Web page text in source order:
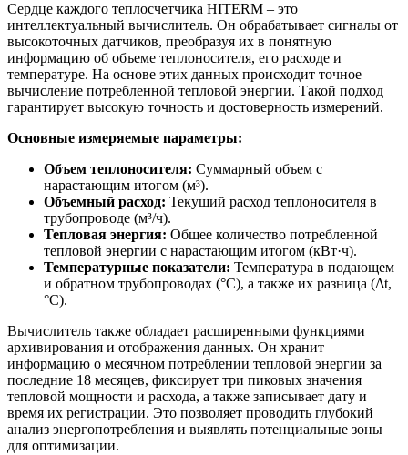
Сердце каждого теплосчетчика HITERM – это
интеллектуальный вычислитель. Он обрабатывает сигналы от
высокоточных датчиков, преобразуя их в понятную
информацию об объеме теплоносителя, его расходе и
температуре. На основе этих данных происходит точное
вычисление потребленной тепловой энергии. Такой подход
гарантирует высокую точность и достоверность измерений.
Основные измеряемые параметры:
Объем теплоносителя: Суммарный объем с
нарастающим итогом (м³).
Объемный расход: Текущий расход теплоносителя в
трубопроводе (м³/ч).
Тепловая энергия: Общее количество потребленной
тепловой энергии с нарастающим итогом (кВт·ч).
Температурные показатели: Температура в подающем
и обратном трубопроводах (°С), а также их разница (Δt,
°С).
Вычислитель также обладает расширенными функциями
архивирования и отображения данных. Он хранит
информацию о месячном потреблении тепловой энергии за
последние 18 месяцев, фиксирует три пиковых значения
тепловой мощности и расхода, а также записывает дату и
время их регистрации. Это позволяет проводить глубокий
анализ энергопотребления и выявлять потенциальные зоны
для оптимизации.